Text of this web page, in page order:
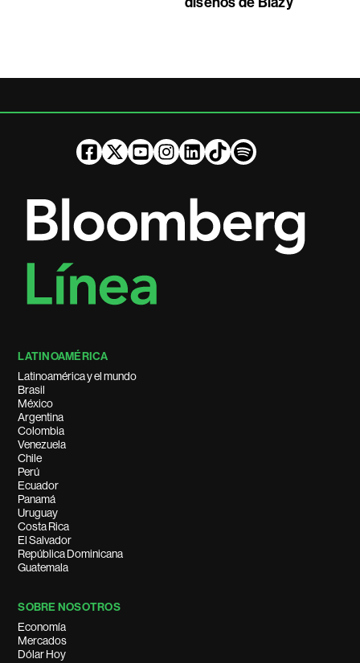
LATINOAMÉRICA
Latinoamérica y el mundo
Brasil
México
Argentina
Colombia
Venezuela
Chile
Perú
Ecuador
Panamá
Uruguay
Costa Rica
El Salvador
República Dominicana
Guatemala
SOBRE NOSOTROS
Economía
Mercados
Dólar Hoy